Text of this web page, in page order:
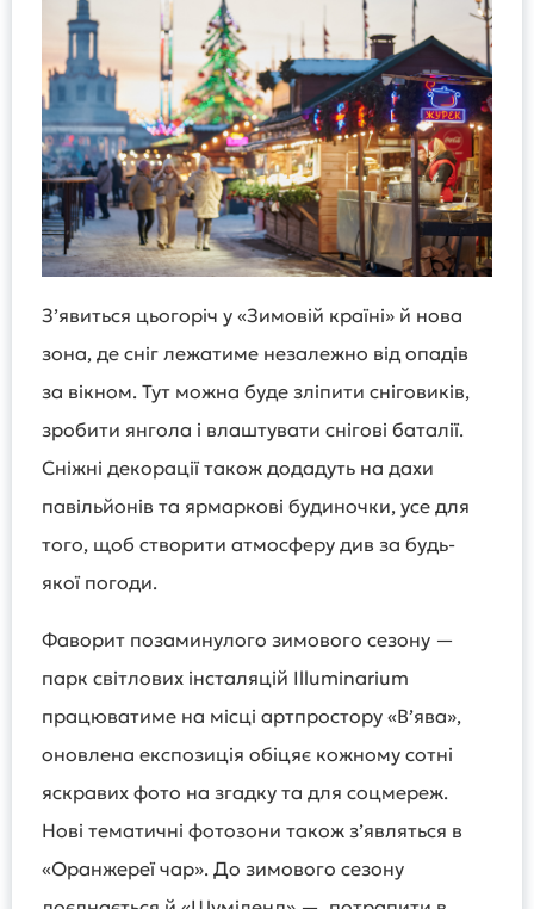
Зʼявиться цьогоріч у «Зимовій країні» й нова
зона, де сніг лежатиме незалежно від опадів
за вікном. Тут можна буде зліпити сніговиків,
зробити янгола і влаштувати снігові баталії.
Сніжні декорації також додадуть на дахи
павільйонів та ярмаркові будиночки, усе для
того, щоб створити атмосферу див за будь-
якої погоди.
Фаворит позаминулого зимового сезону —
парк світлових інсталяцій Illuminarium
працюватиме на місці артпростору «Вʼява»,
оновлена експозиція обіцяє кожному сотні
яскравих фото на згадку та для соцмереж.
Нові тематичні фотозони також з’являться в
«Оранжереї чар». До зимового сезону